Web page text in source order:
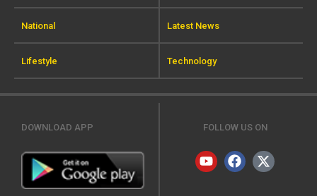
National Latest News
Lifestyle Technology
DOWNLOAD APP FOLLOW US ON